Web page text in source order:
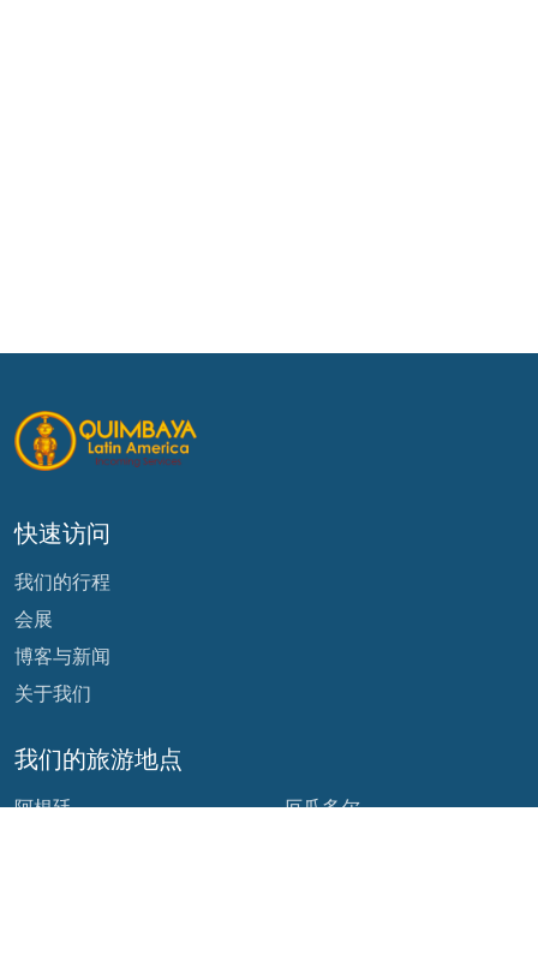
我们的旅游地点
阿根廷
厄瓜多尔
快速访问
我们的行程
会展
博客与新闻
关于我们